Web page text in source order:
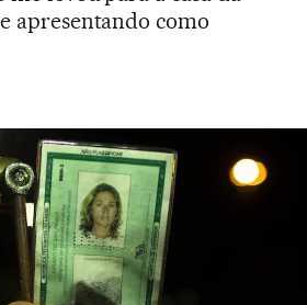
apresentando como